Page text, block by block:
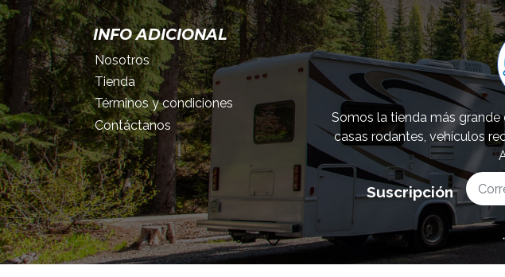
INFO ADICIONAL
Nosotros
Tienda
Términos y condiciones
Contáctanos
Somos la tienda más
casas rodantes, vehículos
Suscripción